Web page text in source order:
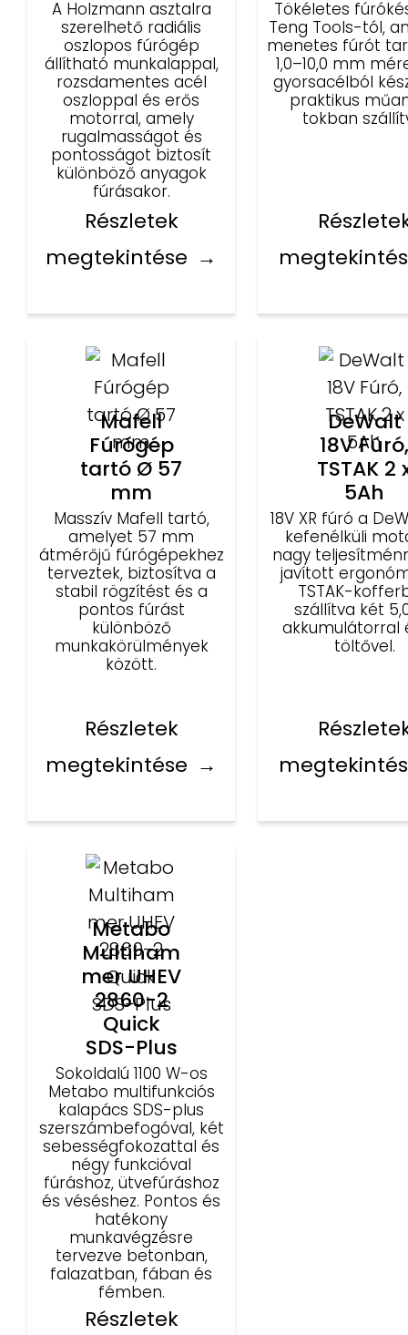
A Holzmann asztalra
szerelhető radiális
oszlopos fúrógép
állítható munkalappal,
rozsdamentes acél
oszloppal és erős
motorral, amely
rugalmasságot és
pontosságot biztosít
különböző anyagok
fúrásakor.
Részletek
megtekintése
Tökéletes
Teng Tools-tól,
menetes fúrót
1,0–10,0 mm
gyorsacélból
praktikus
tokban
Mafell
Fúrógép
tartó Ø 57
mm
Masszív Mafell tartó,
amelyet 57 mm
átmérőjű fúrógépekhez
terveztek, biztosítva a
stabil rögzítést és a
pontos fúrást
különböző
munkakörülmények
között.
Részletek
megtekintése
DeWalt
18V Fúró,
TSTAK 2
5Ah
18V XR fúró a
kefenélküli
nagy
javított
TSTAK-
szállítva két
akkumulátorral
töltővel.
Metabo
Multiham
mer UHEV
2860-2
Quick
SDS-Plus
Sokoldalú 1100 W-os
Metabo multifunkciós
kalapács SDS-plus
szerszámbefogóval, két
sebességfokozattal és
négy funkcióval
fúráshoz, ütvefúráshoz
és véséshez. Pontos és
hatékony
munkavégzésre
tervezve betonban,
falazatban, fában és
fémben.
Részletek